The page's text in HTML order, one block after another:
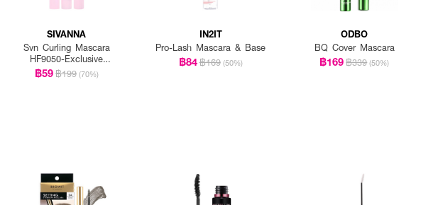
SIVANNA
Svn Curling Mascara
HF9050-Exclusive
EVEANDBOY
฿59฿199 (70%)
IN2IT
Pro-Lash Mascara & Base
฿84฿169 (50%)
ODBO
BQ Cover Mascara
฿169฿339 (50%)